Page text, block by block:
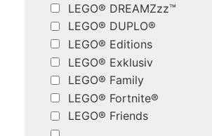
LEGO® DREAMZzz™
LEGO® DUPLO®
LEGO® Editions
LEGO® Exklusiv
LEGO® Family
LEGO® Fortnite®
LEGO® Friends